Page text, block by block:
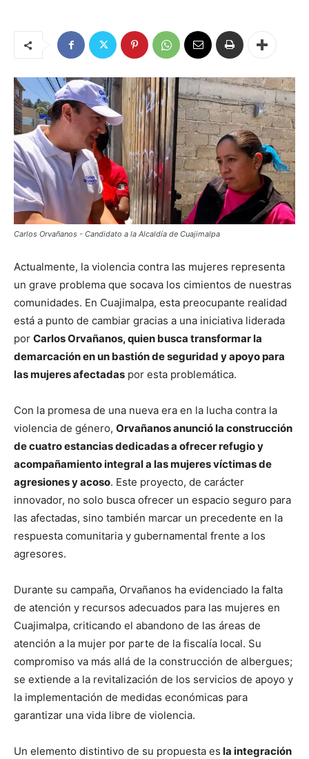
Carlos Orvañanos - Candidato a la Alcaldía de Cuajimalpa
Actualmente, la violencia contra las mujeres representa
un grave problema que socava los cimientos de nuestras
comunidades. En Cuajimalpa, esta preocupante realidad
está a punto de cambiar gracias a una iniciativa liderada
por Carlos Orvañanos, quien busca transformar la
demarcación en un bastión de seguridad y apoyo para
las mujeres afectadas por esta problemática.
Con la promesa de una nueva era en la lucha contra la
violencia de género, Orvañanos anunció la construcción
de cuatro estancias dedicadas a ofrecer refugio y
acompañamiento integral a las mujeres víctimas de
agresiones y acoso. Este proyecto, de carácter
innovador, no solo busca ofrecer un espacio seguro para
las afectadas, sino también marcar un precedente en la
respuesta comunitaria y gubernamental frente a los
agresores.
Durante su campaña, Orvañanos ha evidenciado la falta
de atención y recursos adecuados para las mujeres en
Cuajimalpa, criticando el abandono de las áreas de
atención a la mujer por parte de la fiscalía local. Su
compromiso va más allá de la construcción de albergues;
se extiende a la revitalización de los servicios de apoyo y
la implementación de medidas económicas para
garantizar una vida libre de violencia.
Un elemento distintivo de su propuesta es la integración